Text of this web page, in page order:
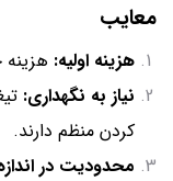
معایب
هزینه اولیه:
نیاز به نگهداری:
کردن منظم دارند.
محدودیت در